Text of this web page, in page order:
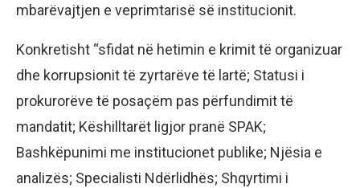
mbarëvajtjen e veprimtarisë së institucionit.
Konkretisht “sfidat në hetimin e krimit të organizuar
dhe korrupsionit të zyrtarëve të lartë; Statusi i
prokurorëve të posaçëm pas përfundimit të
mandatit; Këshilltarët ligjor pranë SPAK;
Bashkëpunimi me institucionet publike; Njësia e
analizës; Specialisti Ndërlidhës; Shqyrtimi i